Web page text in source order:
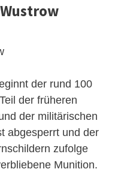
der rund 100
der früheren
der militärischen
abgesperrt und der
zufolge
Munition.